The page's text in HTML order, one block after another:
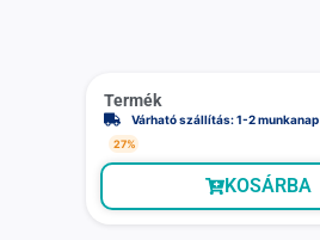
Termék
Várható szállítás: 1-2 munkanap
27%
KOSÁRBA